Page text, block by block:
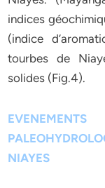
indices
(indice
tourbes de
solides (Fig.4).
NIAYES